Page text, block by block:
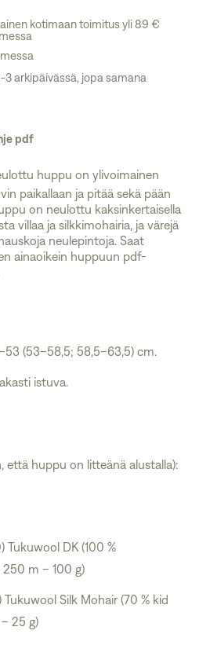
kotimaan toimitus yli 89 €
3 arkipäivässä, jopa samana
pdf
huppu on ylivoimainen
paikallaan ja pitää sekä pään
on neulottu kaksinkertaisella
villaa ja silkkimohairia, ja värejä
neulepintoja. Saat
ainaoikein huppuun pdf-
(53–58,5; 58,5–63,5) cm.
istuva.
että huppu on litteänä alustalla):
Tukuwool DK (100 %
250 m – 100 g)
Tukuwool Silk Mohair (70 % kid
25 g)